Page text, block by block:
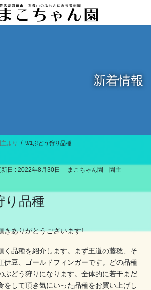
新着情報
主より 9/1ぶどう狩り品種
日 : 2022年8月30日 まこちゃん園 園主
り品種
きありがとうございます!
く品種を紹介します。まず王道の藤稔、そ
伊豆、ゴールドフィンガーです。どの品種
ぶどう狩りになります。全体的に若干まだ
をして頂き気にいった品種をお買い上げし